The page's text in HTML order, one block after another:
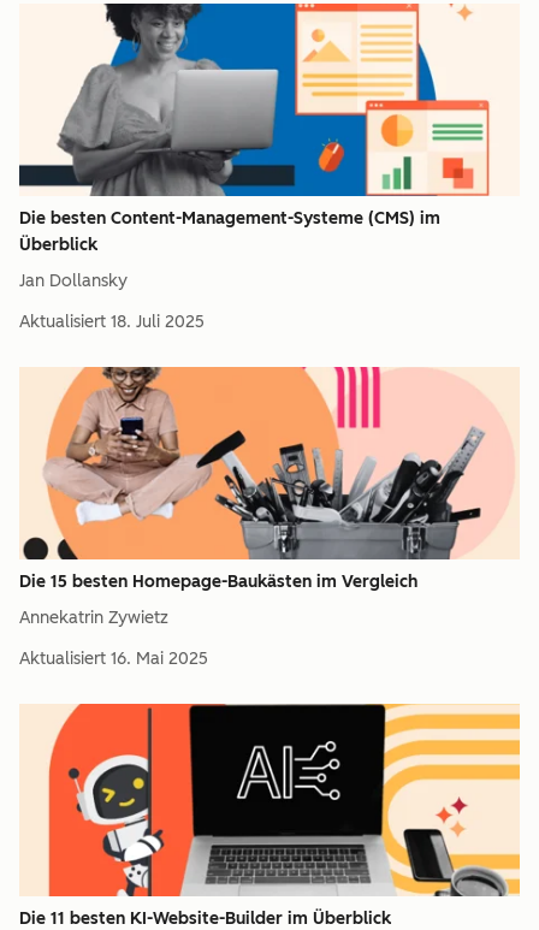
Die besten Content-Management-Systeme (CMS) im
Überblick
Jan Dollansky
Aktualisiert 18. Juli 2025
Die 15 besten Homepage-Baukästen im Vergleich
Annekatrin Zywietz
Aktualisiert 16. Mai 2025
Die 11 besten KI-Website-Builder im Überblick